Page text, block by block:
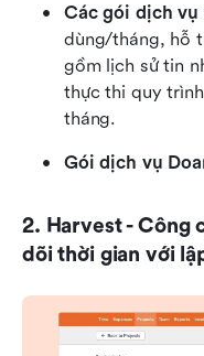
Các gói dịch vụ
dùng/tháng, hỗ
gồm lịch sử tin
thực thi quy
tháng.
Gói dịch vụ
2. Harvest - Công
dõi thời gian với